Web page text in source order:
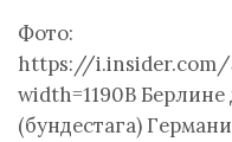
Фото:
https://i.insider.com/
width=1190В
(бундестага)